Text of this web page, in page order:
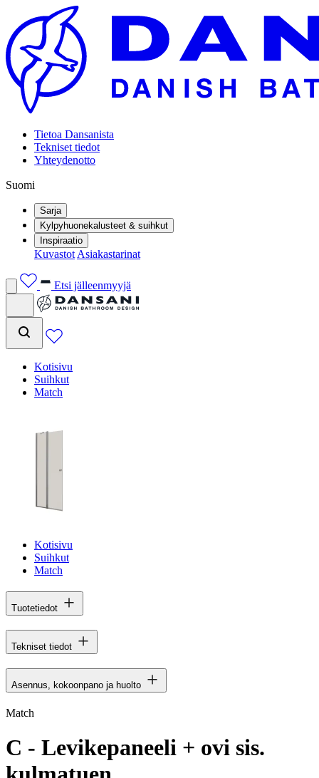
Tietoa Dansanista
Tekniset tiedot
Yhteydenotto
Suomi
Sarja
Kylpyhuonekalusteet & suihkut
Inspiraatio
Kuvastot Asiakastarinat
Etsi jälleenmyyjä
Kotisivu
Suihkut
Match
Kotisivu
Suihkut
Match
Tuotetiedot
Tekniset tiedot
Asennus, kokoonpano ja huolto
Match
C - Levikepaneeli + ovi sis.